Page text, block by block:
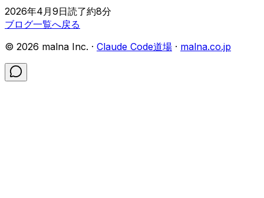
2026年4月9日読了約8分
ブログ一覧へ戻る
© 2026 malna Inc. · Claude Code道場 · malna.co.jp